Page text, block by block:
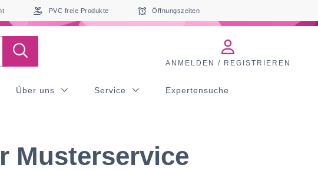
PVC freie Produkte Öffnungszeiten
ANMELDEN / REGISTRIEREN
Über uns Service Expertensuche
Musterservice